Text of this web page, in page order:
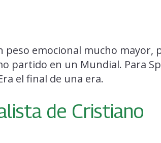
peso emocional mucho mayor,
partido en un Mundial. Para
el final de una era.
de Cristiano